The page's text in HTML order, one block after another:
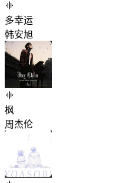
多幸运
韩安旭
枫
周杰伦